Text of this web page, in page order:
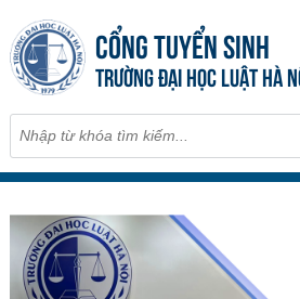
CỔNG TUYỂN SINH
TRƯỜNG ĐẠI HỌC LUẬT HÀ